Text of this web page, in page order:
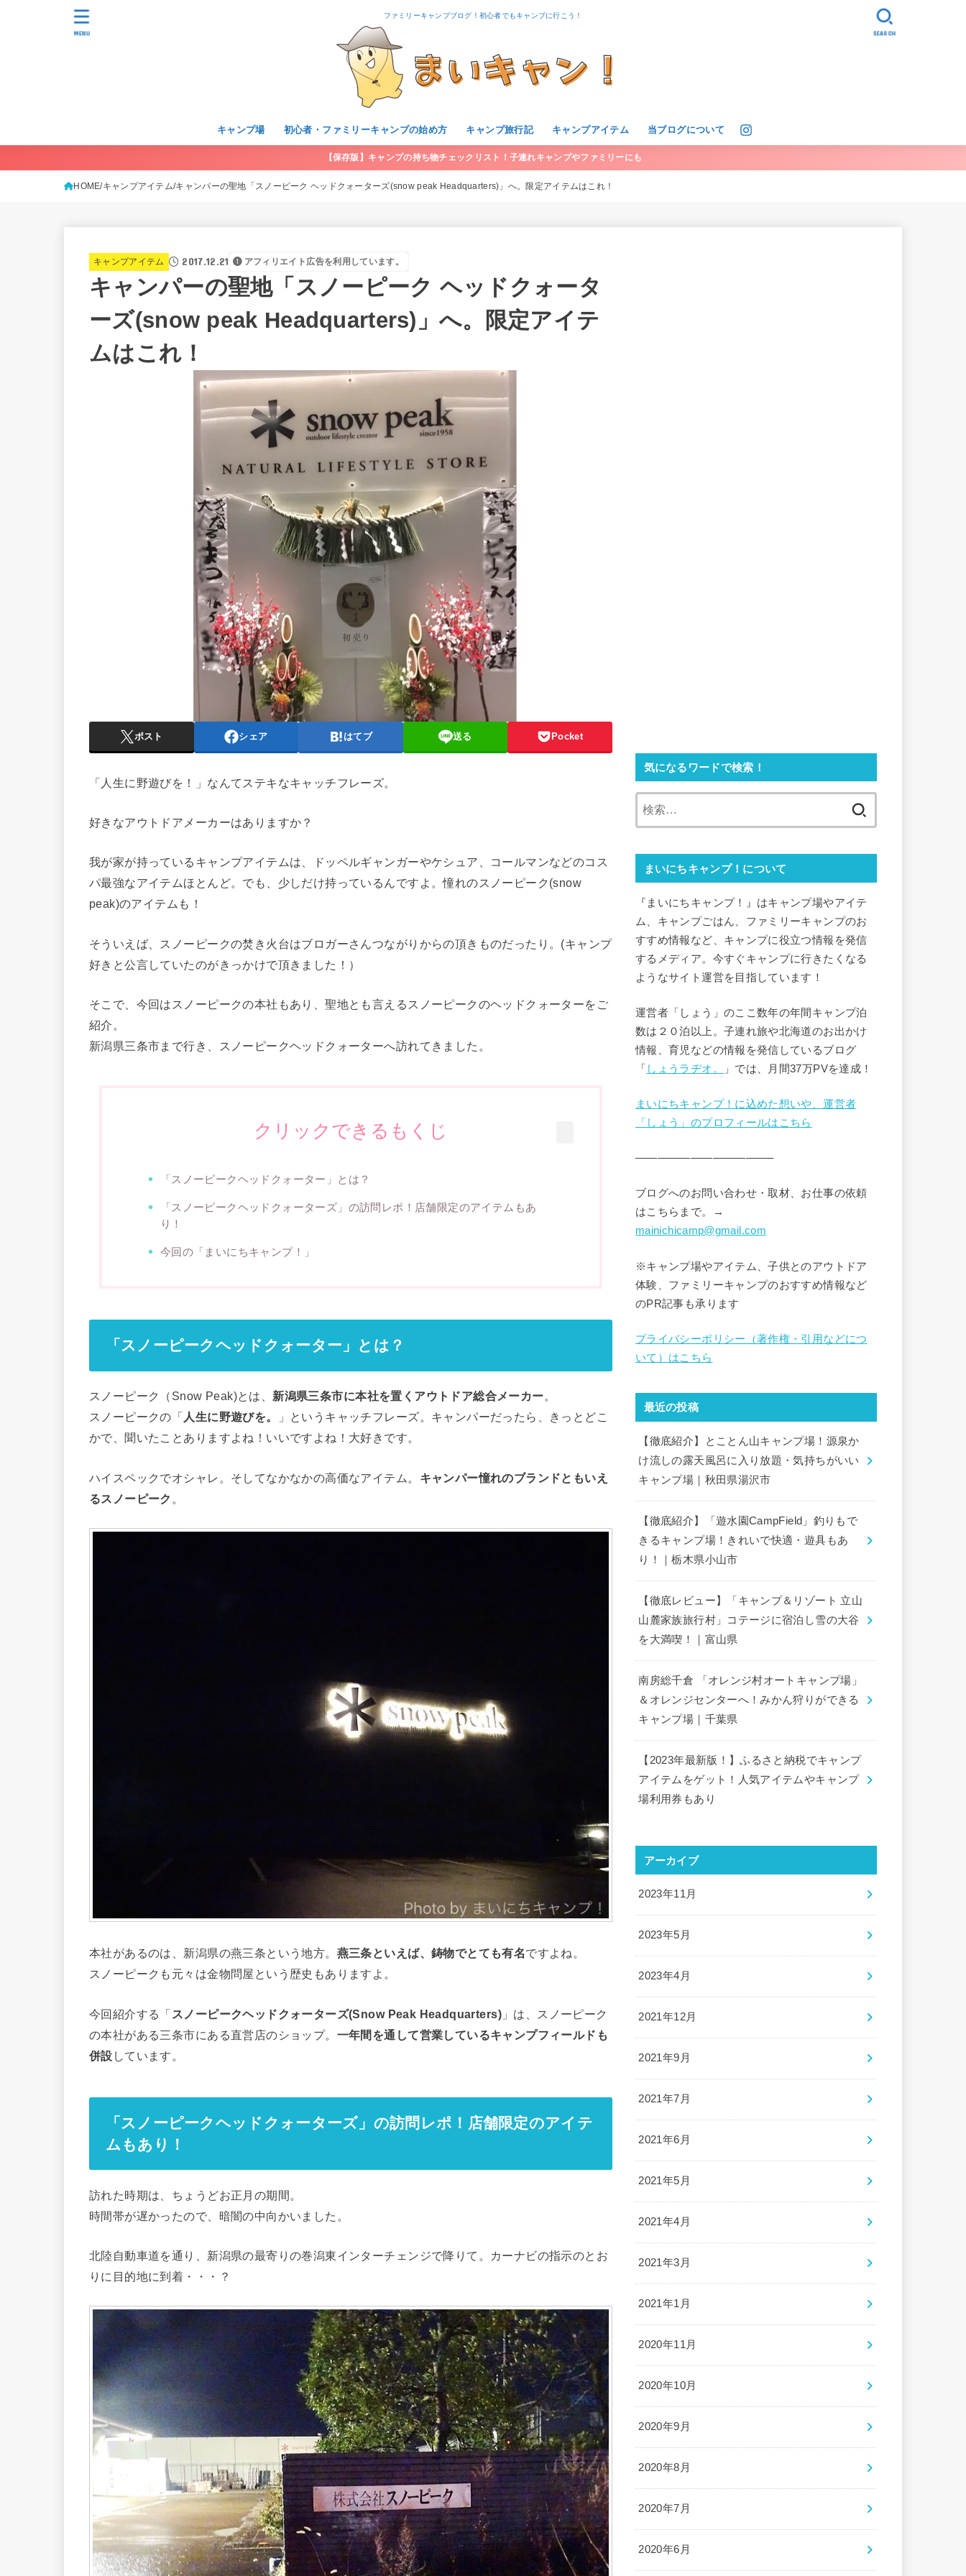
ファミリーキャンプブログ！初心者でもキャンプに行こう！
キャンプ場 初心者・ファミリーキャンプの始め方 キャンプ旅行記 キャンプアイテム 当ブログについて
SEARCH
MENU
【保存版】キャンプの持ち物チェックリスト！子連れキャンプやファミリーにも
HOME キャンプアイテム キャンパーの聖地「スノーピーク ヘッドクォーターズ(snow peak Headquarters)」へ。限定アイテムはこれ！
キャンプアイテム 2017.12.21 アフィリエイト広告を利用しています。
キャンパーの聖地「スノーピーク ヘッドクォータ
ーズ(snow peak Headquarters)」へ。限定アイテ
ムはこれ！
ポスト シェア はてブ 送る Pocket
「人生に野遊びを！」なんてステキなキャッチフレーズ。
好きなアウトドアメーカーはありますか？
我が家が持っているキャンプアイテムは、ドッペルギャンガーやケシュア、コールマンなどのコス
パ最強なアイテムほとんど。でも、少しだけ持っているんですよ。憧れのスノーピーク(snow
peak)のアイテムも！
そういえば、スノーピークの焚き火台はブロガーさんつながりからの頂きものだったり。(キャンプ
好きと公言していたのがきっかけで頂きました！）
そこで、今回はスノーピークの本社もあり、聖地とも言えるスノーピークのヘッドクォーターをご
紹介。
新潟県三条市まで行き、スノーピークヘッドクォーターへ訪れてきました。
クリックできるもくじ
「スノーピークヘッドクォーター」とは？
「スノーピークヘッドクォーターズ」の訪問レポ！店舗限定のアイテムもあ
り！
今回の「まいにちキャンプ！」
「スノーピークヘッドクォーター」とは？
スノーピーク（Snow Peak)とは、 新潟県三条市に本社を置くアウトドア総合メーカー。
スノーピークの「 人生に野遊びを。
」というキャッチフレーズ。キャンパーだったら、きっとどこ
かで、聞いたことありますよね！いいですよね！大好きです。
ハイスペックでオシャレ。そしてなかなかの高価なアイテム。 キャンパー憧れのブランドともいえ
るスノーピーク
本社があるのは、新潟県の燕三条という地方。 燕三条といえば、鋳物でとても有名ですよね。
スノーピークも元々は金物問屋という歴史もありますよ。
今回紹介する「 スノーピークヘッドクォーターズ(Snow Peak Headquarters)」は、スノーピーク
の本社がある三条市にある直営店のショップ。 一年間を通して営業しているキャンプフィールドも
併設 しています。
「スノーピークヘッドクォーターズ」の訪問レポ！店舗限定のアイテ
ムもあり！
訪れた時期は、ちょうどお正月の期間。
時間帯が遅かったので、暗闇の中向かいました。
北陸自動車道を通り、新潟県の最寄りの巻潟東インターチェンジで降りて。カーナビの指示のとお
りに目的地に到着・・・？
気になるワードで検索！
まいにちキャンプ！について
『まいにちキャンプ！』はキャンプ場やアイテ
ム、キャンプごはん、ファミリーキャンプのお
すすめ情報など、キャンプに役立つ情報を発信
するメディア。今すぐキャンプに行きたくなる
ようなサイト運営を目指しています！
運営者「しょう」のここ数年の年間キャンプ泊
数は２０泊以上。子連れ旅や北海道のお出かけ
情報、育児などの情報を発信しているブログ
「 しょうラヂオ。 」では、月間37万PVを達成！
まいにちキャンプ！に込めた想いや、運営者
「しょう」のプロフィールはこちら
————————————–
ブログへのお問い合わせ・取材、お仕事の依頼
はこちらまで。→
mainichicamp@gmail.com
※キャンプ場やアイテム、子供とのアウトドア
体験、ファミリーキャンプのおすすめ情報など
のPR記事も承ります
プライバシーポリシー（著作権・引用などにつ
いて）はこちら
最近の投稿
【徹底紹介】とことん山キャンプ場！源泉か
け流しの露天風呂に入り放題・気持ちがいい
キャンプ場｜秋田県湯沢市
【徹底紹介】「遊水園CampField」釣りもで
きるキャンプ場！きれいで快適・遊具もあ
り！｜栃木県小山市
【徹底レビュー】「キャンプ＆リゾート 立山
山麓家族旅行村」コテージに宿泊し雪の大谷
を大満喫！｜富山県
南房総千倉 「オレンジ村オートキャンプ場」
＆オレンジセンターへ！みかん狩りができる
キャンプ場｜千葉県
【2023年最新版！】ふるさと納税でキャンプ
アイテムをゲット！人気アイテムやキャンプ
場利用券もあり
アーカイブ
2023年11月
2023年5月
2023年4月
2021年12月
2021年9月
2021年7月
2021年6月
2021年5月
2021年4月
2021年3月
2021年1月
2020年11月
2020年10月
2020年9月
2020年8月
2020年7月
2020年6月